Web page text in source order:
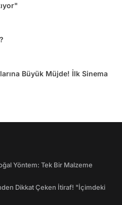
Büyük Müjde! İlk Sinema
Yöntem: Tek Bir Malzeme
Dikkat Çeken İtiraf! "İçimdeki